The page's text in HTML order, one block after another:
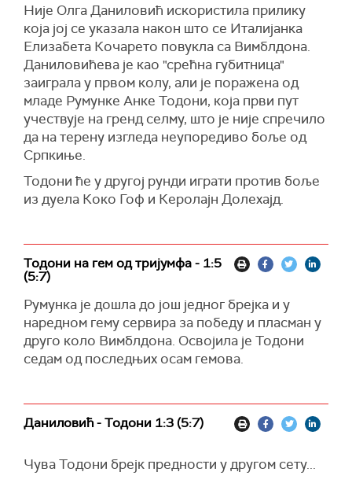
Није Олга Даниловић искористила прилику
која јој се указала након што се Италијанка
Елизабета Кочарето повукла са Вимблдона.
Даниловићева је као "срећна губитница"
заиграла у првом колу, али је поражена од
младе Румунке Анке Тодони, која први пут
учествује на гренд селму, што је није спречило
да на терену изгледа неупоредиво боље од
Српкиње.
Тодони ће у другој рунди играти против боље
из дуела Коко Гоф и Керолајн Долехајд.
Тодони на гем од тријумфа - 1:5
(5:7)
Румунка је дошла до још једног брејка и у
наредном гему сервира за победу и пласман у
друго коло Вимблдона. Освојила је Тодони
седам од последњих осам гемова.
Даниловић - Тодони 1:3 (5:7)
Чува Тодони брејк предности у другом сету...